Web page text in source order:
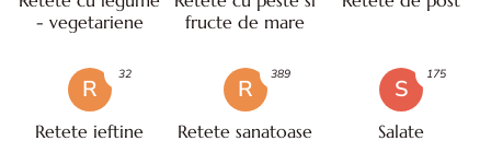
- vegetariene
fructe de mare
R
Retete ieftine
32
R
Retete sanatoase
389
S
Salate
175